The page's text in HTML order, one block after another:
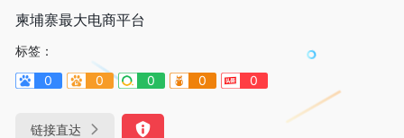
柬埔寨最大电商平台
标签：
0
0 0 0 0
链接直达